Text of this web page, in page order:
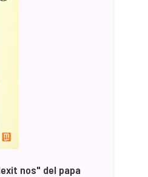
nos" del papa